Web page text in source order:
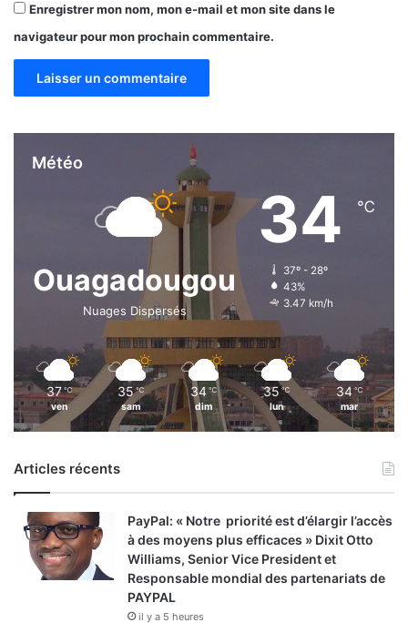
Enregistrer mon nom, mon e-mail et mon site dans le
navigateur pour mon prochain commentaire.
Météo
Ouagadougou
Nuages Dispersés
34 ℃
37º - 28º
43%
3.47 km/h
37 ℃
ven
35 ℃
sam
34 ℃
dim
35 ℃
lun
34 ℃
mar
Articles récents
PayPal: « Notre priorité est d’élargir l’accès
à des moyens plus efficaces » Dixit Otto
Williams, Senior Vice President et
Responsable mondial des partenariats de
PAYPAL
il y a 5 heures